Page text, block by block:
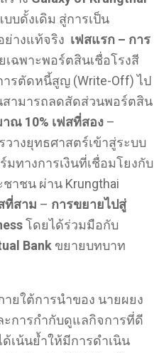
บดั้งเดิม สู่การเป็น
างแท้จริง เฟสแรก – การ
เฉพาะพอร์ตสินเชื่อโรงสี
รตัดหนี้สูญ (Write-Off) ไป
ามารถลดสัดส่วนพอร์ตสิน
าณ 10% เฟสที่สอง –
วางยุทธศาสตร์เข้าสู่ระบบ
ทางการเงินที่เชื่อมโยงกับ
าชน ผ่าน Krungthai
ที่สาม – การขยายไปสู่
โดยได้ร่วมมือกับ
Bank ขยายบทบาท
ยใต้การนำของ นายผยง
การกำกับดูแลกิจการที่ดี
เน้นย้ำให้มีการดำเนิน